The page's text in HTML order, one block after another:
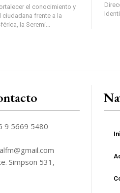
el conocimiento y
frente a la
la Seremi...
9 5669 5480
Simpson 531,